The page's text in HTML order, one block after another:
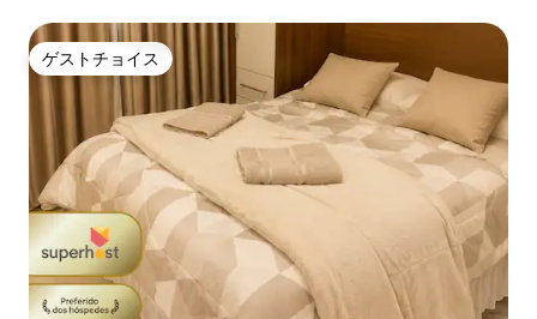
ゲストチョイス
ゲストチョイス